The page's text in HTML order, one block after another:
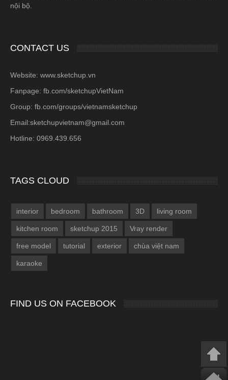
nội bộ.
CONTACT US
Website: www.sketchup.vn
Fanpage: fb.com/sketchupVietNam
Group: fb.com/groups/vietnamsketchup
Email:sketchupvietnam@gmail.com
Hotline: 0969.439.656
TAGS CLOUD
interior bedroom bathroom 3D living room
kitchen room sketchup 2015 Vray render
free model tutorial exterior chùa việt nam
karaoke
FIND US ON FACEBOOK